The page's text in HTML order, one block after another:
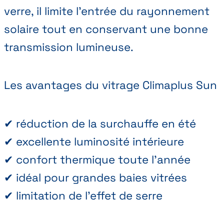
verre, il limite l’entrée du rayonnement
solaire tout en conservant une bonne
transmission lumineuse.
Les avantages du vitrage Climaplus Sun
✔ réduction de la surchauffe en été
✔ excellente luminosité intérieure
✔ confort thermique toute l’année
✔ idéal pour grandes baies vitrées
✔ limitation de l’effet de serre